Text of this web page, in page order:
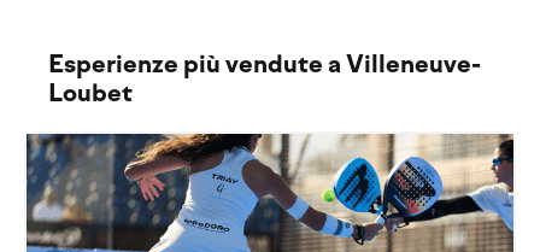
Esperienze più vendute a Villeneuve-
Loubet